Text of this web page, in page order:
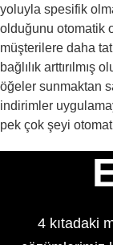
yoluyla spesifik
olduğunu otomatik
müşterilere daha
bağlılık arttırılmış
öğeler sunmaktan
indirimler
pek çok şeyi
4 kıtadaki